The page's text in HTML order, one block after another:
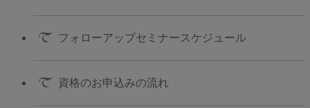
フォローアップセミナースケジュール
資格のお申込みの流れ